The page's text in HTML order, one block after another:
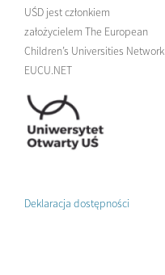
UŚD jest członkiem
założycielem The European
Children’s Universities Network
EUCU.NET
Deklaracja dostępności